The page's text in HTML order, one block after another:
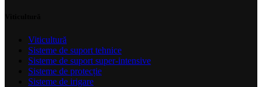
Viticultură
Sisteme de suport tehnice
Sisteme de suport super-intensive
Sisteme de protecție
Sisteme de irigare